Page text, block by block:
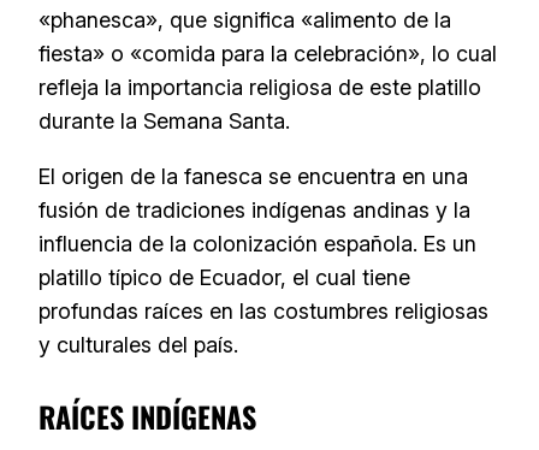
«phanesca», que significa «alimento de la
fiesta» o «comida para la celebración», lo cual
refleja la importancia religiosa de este platillo
durante la Semana Santa.
El origen de la fanesca se encuentra en una
fusión de tradiciones indígenas andinas y la
influencia de la colonización española. Es un
platillo típico de Ecuador, el cual tiene
profundas raíces en las costumbres religiosas
y culturales del país.
RAÍCES INDÍGENAS